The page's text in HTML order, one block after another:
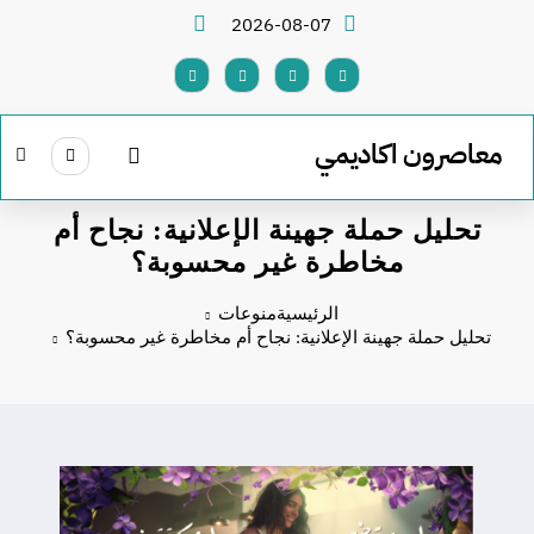
2026-08-07
معاصرون اكاديمي
تحليل حملة جهينة الإعلانية: نجاح أم
مخاطرة غير محسوبة؟
الرئيسيةمنوعات
تحليل حملة جهينة الإعلانية: نجاح أم مخاطرة غير محسوبة؟